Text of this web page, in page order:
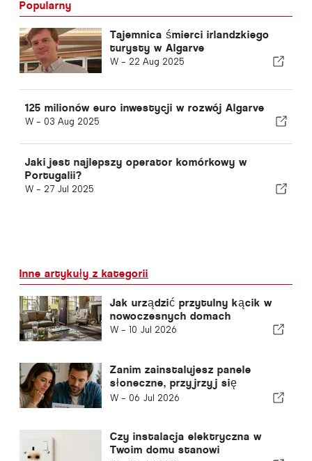
Popularny
Tajemnica śmierci irlandzkiego
turysty w Algarve
W - 22 Aug 2025
125 milionów euro inwestycji w rozwój Algarve
W - 03 Aug 2025
Jaki jest najlepszy operator komórkowy w
Portugalii?
W - 27 Jul 2025
Inne artykuły z kategorii
Jak urządzić przytulny kącik w
nowoczesnych domach
W - 10 Jul 2026
Zanim zainstalujesz panele
słoneczne, przyjrzyj się
dokładniej swojemu rachunkowi
W - 06 Jul 2026
Czy instalacja elektryczna w
Twoim domu stanowi